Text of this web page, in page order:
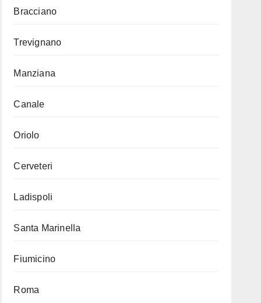
Bracciano
Trevignano
Manziana
Canale
Oriolo
Cerveteri
Ladispoli
Santa Marinella
Fiumicino
Roma